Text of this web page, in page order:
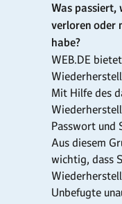
Was passiert,
verloren oder
habe?
WEB.DE
Mit Hilfe des
Passwort und
Aus diesem
wichtig, dass
Unbefugte